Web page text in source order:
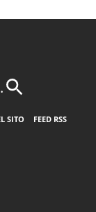
SITO
FEED RSS